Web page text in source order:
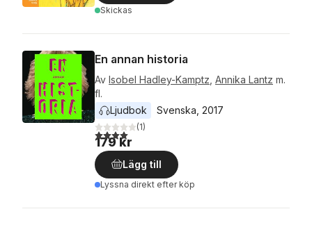
Skickas
En annan historia
Av Isobel Hadley-Kamptz Annika Lantz m.
fl.
Ljudbok
Svenska 2017
4,0utav 5 stjärnor. Totalt antal röster:
(1)
179 kr
Lägg till
Lyssna direkt efter köp